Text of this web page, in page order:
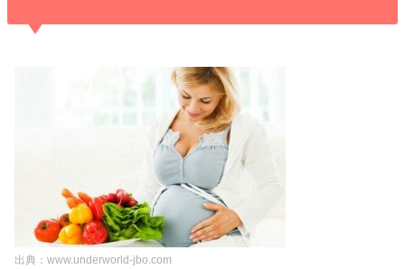
出典：www.underworld-jbo.com